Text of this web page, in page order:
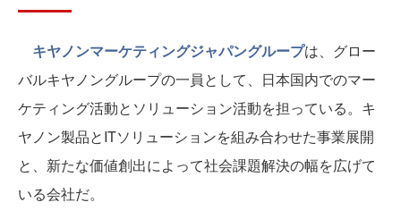
キヤノンマーケティングジャパングループは、グロー
バルキヤノングループの一員として、日本国内でのマー
ケティング活動とソリューション活動を担っている。キ
ヤノン製品とITソリューションを組み合わせた事業展開
と、新たな価値創出によって社会課題解決の幅を広げて
いる会社だ。